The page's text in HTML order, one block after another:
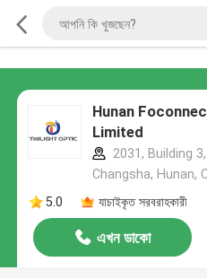
Hunan
Limited
2031, Building
Changsha, Hunan,
5.0
যাচাইকৃত সরবরাহকারী
এখন ডাকো